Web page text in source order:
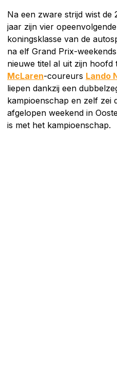
Na een zware strijd wist de
jaar zijn vier
koningsklasse van de
na elf Grand Prix-
nieuwe titel al uit zijn hoofd
McLaren-coureurs Lando
liepen dankzij een
kampioenschap en zelf zei
afgelopen weekend in
is met het kampioenschap.